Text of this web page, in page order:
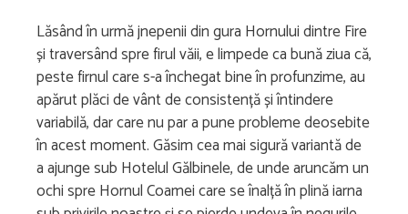
Lăsând în urmă jnepenii din gura Hornului dintre Fire
și traversând spre firul văii, e limpede ca bună ziua că,
peste firnul care s-a închegat bine în profunzime, au
apărut plăci de vânt de consistență și întindere
variabilă, dar care nu par a pune probleme deosebite
în acest moment. Găsim cea mai sigură variantă de
a ajunge sub Hotelul Gălbinele, de unde aruncăm un
ochi spre Hornul Coamei care se înalță în plină iarna